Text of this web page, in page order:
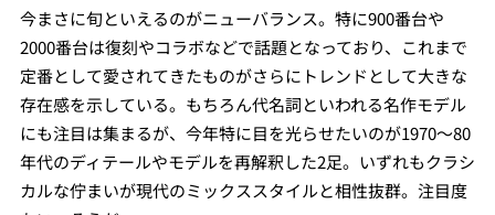
今まさに旬といえるのがニューバランス。特に900番台や
2000番台は復刻やコラボなどで話題となっており、これまで
定番として愛されてきたものがさらにトレンドとして大きな
存在感を示している。もちろん代名詞といわれる名作モデル
にも注目は集まるが、今年特に目を光らせたいのが1970〜80
年代のディテールやモデルを再解釈した2足。いずれもクラシ
カルな佇まいが現代のミックススタイルと相性抜群。注目度